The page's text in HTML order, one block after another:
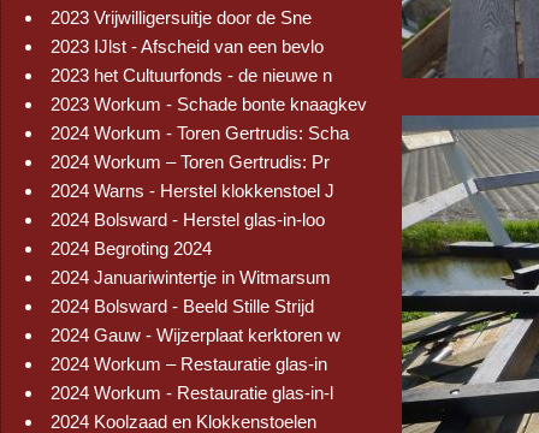
2023 Vrijwilligersuitje door de Sne
2023 IJlst - Afscheid van een bevlo
2023 het Cultuurfonds - de nieuwe n
2023 Workum - Schade bonte knaagkev
2024 Workum - Toren Gertrudis: Scha
2024 Workum – Toren Gertrudis: Pr
2024 Warns - Herstel klokkenstoel J
2024 Bolsward - Herstel glas-in-loo
2024 Begroting 2024
2024 Januariwintertje in Witmarsum
2024 Bolsward - Beeld Stille Strijd
2024 Gauw - Wijzerplaat kerktoren w
2024 Workum – Restauratie glas-in
2024 Workum - Restauratie glas-in-l
2024 Koolzaad en Klokkenstoelen